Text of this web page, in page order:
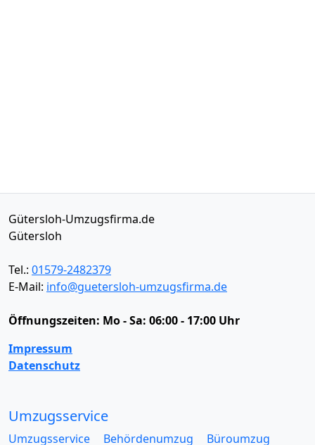
Gütersloh-Umzugsfirma.de
Gütersloh
Tel.: 01579-2482379
E-Mail: info@guetersloh-umzugsfirma.de
Öffnungszeiten: Mo - Sa: 06:00 - 17:00 Uhr
Impressum
Datenschutz
Umzugsservice
Umzugsservice Behördenumzug
Büroumzug